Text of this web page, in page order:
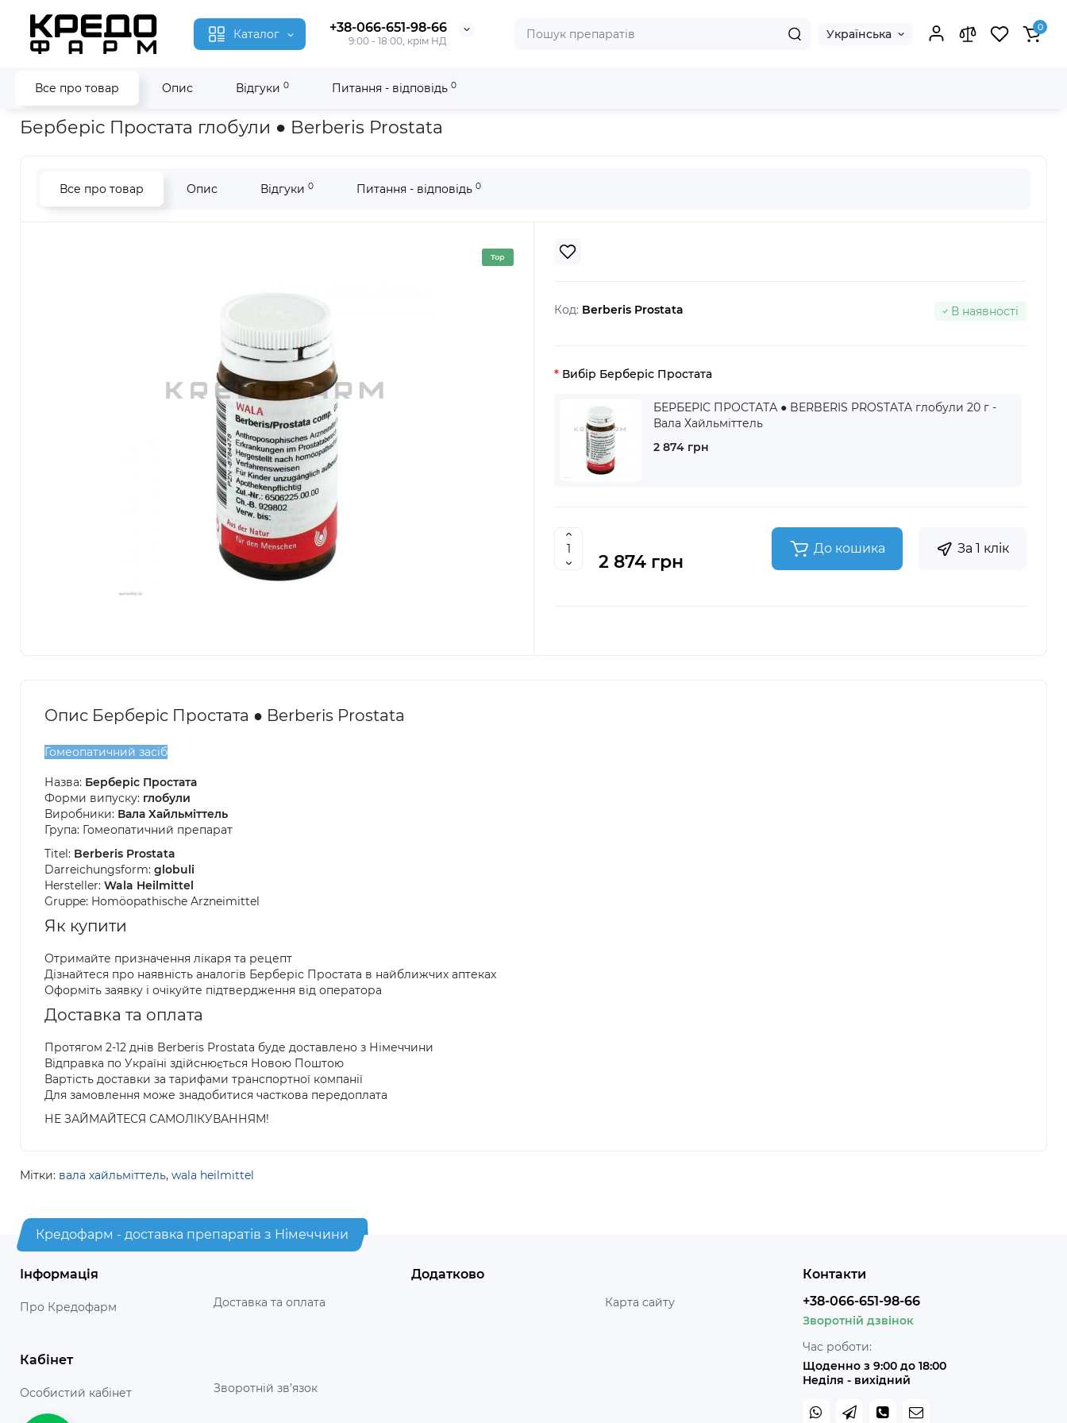
Каталог +38-066-651-98-66
9:00 - 18:00, крім НД Українська 0
Все про товар Опис Відгуки 0 Питання - відповідь 0
Головна Гомеопатія Берберіс Простата ● Berberis Prostata
Берберіс Простата глобули ● Berberis Prostata
Все про товар Опис Відгуки 0 Питання - відповідь 0
Top
Код: Berberis Prostata В наявності
Вибір Берберіс Простата
БЕРБЕРІС ПРОСТАТА ● BERBERIS PROSTATA глобули 20 г -
Вала Хайльміттель
2 874 грн
2 874 грн
До кошика За 1 клік
Опис Берберіс Простата ● Berberis Prostata
Гомеопатичний засіб
Назва: Берберіс Простата
Форми випуску: глобули
Виробники: Вала Хайльміттель
Група: Гомеопатичний препарат
Titel: Berberis Prostata
Darreichungsform: globuli
Hersteller: Wala Heilmittel
Gruppe: Homöopathische Arzneimittel
Як купити
Отримайте призначення лікаря та рецепт
Дізнайтеся про наявність аналогів Берберіс Простата в найближчих аптеках
Оформіть заявку і очікуйте підтвердження від оператора
Доставка та оплата
Протягом 2-12 днів Berberis Prostata буде доставлено з Німеччини
Відправка по Україні здійснюється Новою Поштою
Вартість доставки за тарифами транспортної компанії
Для замовлення може знадобитися часткова передоплата
НЕ ЗАЙМАЙТЕСЯ САМОЛІКУВАННЯМ!
Мітки: вала хайльміттель, wala heilmittel
Кредофарм - доставка препаратів з Німеччини
Інформація
Про Кредофарм Доставка та оплата
Додатково
Карта сайту
Кабінет
Особистий кабінет Зворотній зв’язок
Контакти
+38-066-651-98-66
Зворотній дзвінок
Час роботи:
Щоденно з 9:00 до 18:00
Неділя - вихідний